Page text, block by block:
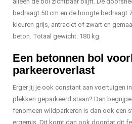
bedraagt 50 cm en de hoogte bedraagt
kleuren grijs, antraciet of zwart en
beton. Totaal gewicht: 180 kg.
Een betonnen bol
parkeeroverlast
Erger jij je ook constant aan voertuigen
plekken geparkeerd staan? Dan
fenomeen wildparkeren is dan ook een
ergernis. Dit komt dan ook doordat dit